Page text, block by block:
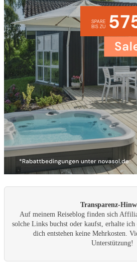
Transparenz-
Auf meinem Reiseblog finden sich
solche Links buchst oder kaufst, erhalte
dich entstehen keine Mehrkosten.
Unterstützung!